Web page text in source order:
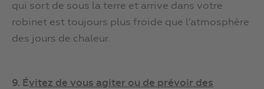
qui sort de sous la terre et arrive dans votre
robinet est toujours plus froide que l’atmosphère
des jours de chaleur.
9. Évitez de vous agiter ou de prévoir des